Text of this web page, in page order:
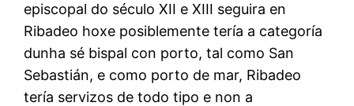
episcopal do século XII e XIII seguira en
Ribadeo hoxe posiblemente tería a categoría
dunha sé bispal con porto, tal como San
Sebastián, e como porto de mar, Ribadeo
tería servizos de todo tipo e non a